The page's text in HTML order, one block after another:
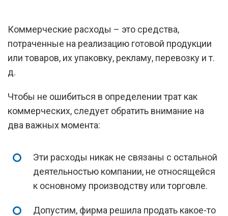
Коммерческие расходы – это средства,
потраченные на реализацию готовой продукции
или товаров, их упаковку, рекламу, перевозку и т.
д.
Чтобы не ошибиться в определении трат как
коммерческих, следует обратить внимание на
два важных момента:
Эти расходы никак не связаны с остальной
деятельностью компании, не относящейся
к основному производству или торговле.
Допустим, фирма решила продать какое-то